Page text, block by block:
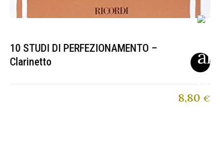
10 STUDI DI PERFEZIONAMENTO –
Clarinetto
8,80 €